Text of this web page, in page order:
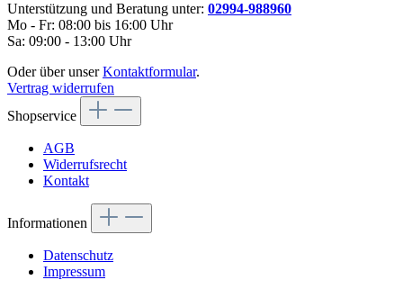
Unterstützung und Beratung unter: 02994-988960
Mo - Fr: 08:00 bis 16:00 Uhr
Sa: 09:00 - 13:00 Uhr
Oder über unserKontaktformular.
Vertrag widerrufen
Shopservice
AGB
Widerrufsrecht
Kontakt
Informationen
Datenschutz
Impressum